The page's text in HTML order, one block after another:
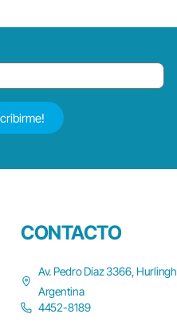
CONTACTO
Av. Pedro Díaz 3366,
Argentina
4452-8189